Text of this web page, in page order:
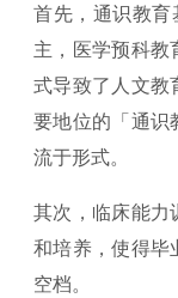
首先，通识教
主，医学预科教
式导致了人文教
要地位的「通识
流于形式。
其次，临床能力
和培养，使得毕
空档。